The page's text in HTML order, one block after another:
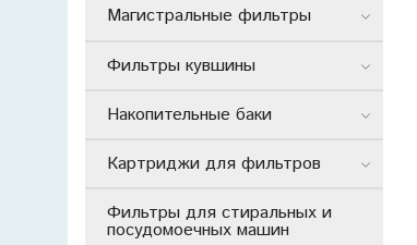
Магистральные фильтры
Фильтры кувшины
Накопительные баки
Картриджи для фильтров
Фильтры для стиральных и
посудомоечных машин